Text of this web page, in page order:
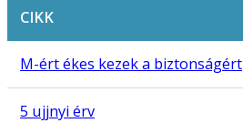
CIKK
M-ért ékes kezek a biztonságért
5 ujjnyi érv